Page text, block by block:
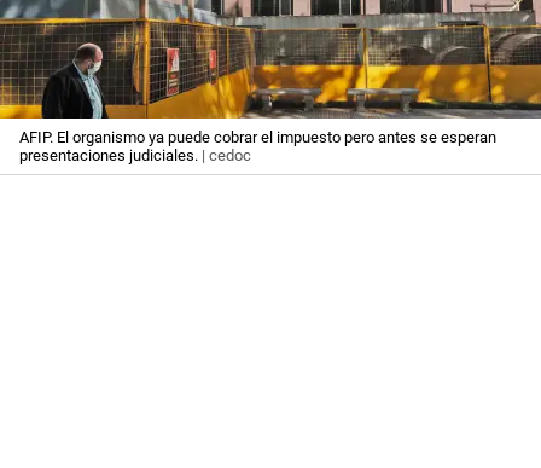
AFIP. El organismo ya puede cobrar el impuesto pero antes se esperan
presentaciones judiciales. | cedoc